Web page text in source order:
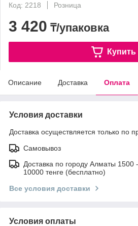
Код: 2218
Розница
3 420 ₸/упаковка
Купить
Описание Доставка Оплата
Условия доставки
Доставка осуществляется только по
Самовывоз
Доставка по городу Алматы 1500
10000 тенге (бесплатно)
Все условия доставки
Условия оплаты